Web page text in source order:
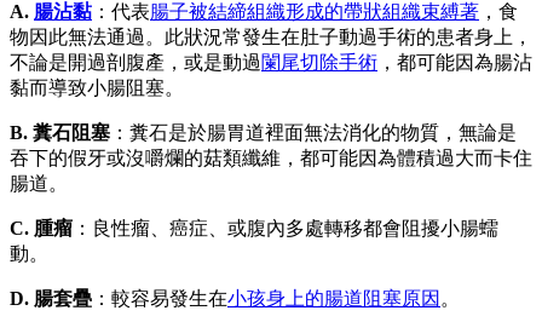
A. 腸沾黏 ：代表腸子被結締組織形成的帶狀組織束縛著 ，食
物因此無法通過。此狀況常發生在肚子動過手術的患者身上，
不論是開過剖腹產，或是動過闌尾切除手術 ，都可能因為腸沾
黏而導致小腸阻塞。
B. 糞石阻塞 ：糞石是於腸胃道裡面無法消化的物質，無論是
吞下的假牙或沒嚼爛的菇類纖維，都可能因為體積過大而卡住
腸道。
C. 腫瘤 ：良性瘤、癌症、或腹內多處轉移都會阻擾小腸蠕
動。
D. 腸套疊 ：較容易發生在小孩身上的腸道阻塞原因 。